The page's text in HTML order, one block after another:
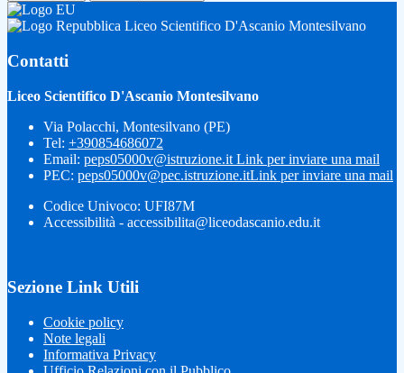
Liceo Scientifico D'Ascanio Montesilvano
Contatti
Liceo Scientifico D'Ascanio Montesilvano
Via Polacchi, Montesilvano (PE)
Tel: +390854686072
Email: peps05000v@istruzione.it Link per inviare una mail
PEC: peps05000v@pec.istruzione.itLink per inviare una mail
Codice Univoco: UFI87M
Accessibilità - accessibilita@liceodascanio.edu.it
Sezione Link Utili
Cookie policy
Note legali
Informativa Privacy